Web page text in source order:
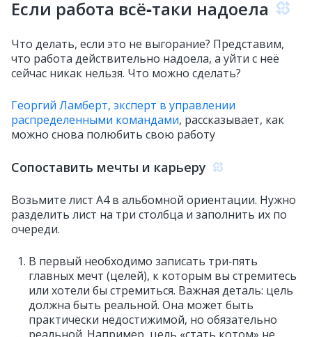
Если работа всё‑таки надоела
Что делать, если это не выгорание? Представим,
что работа действительно надоела, а уйти с неё
сейчас никак нельзя. Что можно сделать?
Георгий Ламберт, эксперт в управлении
распределенными командами, рассказывает, как
можно снова полюбить свою работу
Сопоставить мечты и карьеру
Возьмите лист А4 в альбомной ориентации. Нужно
разделить лист на три столбца и заполнить их по
очереди.
В первый необходимо записать три‑пять
главных мечт (целей), к которым вы стремитесь
или хотели бы стремиться. Важная деталь: цель
должна быть реальной. Она может быть
практически недостижимой, но обязательно